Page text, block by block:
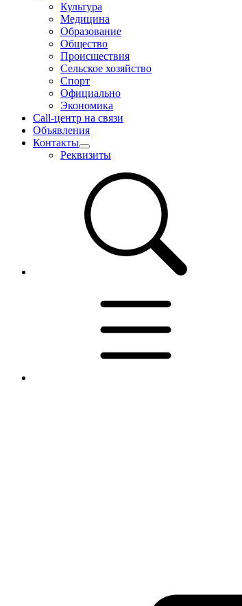
Культура
Медицина
Образование
Общество
Происшествия
Сельское хозяйство
Спорт
Официально
Экономика
Call-центр на связи
Объявления
Контакты
Реквизиты